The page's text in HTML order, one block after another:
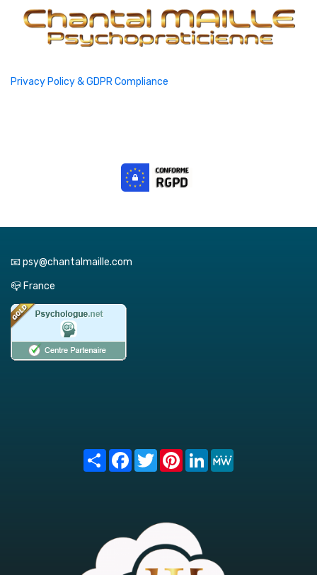
Privacy Policy & GDPR Compliance
📧 psy@chantalmaille.com
📪 France
Share FacebookTwitterPinterest
LinkedIn